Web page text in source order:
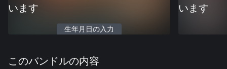
います
生年月日の入力
います
このバンドルの内容